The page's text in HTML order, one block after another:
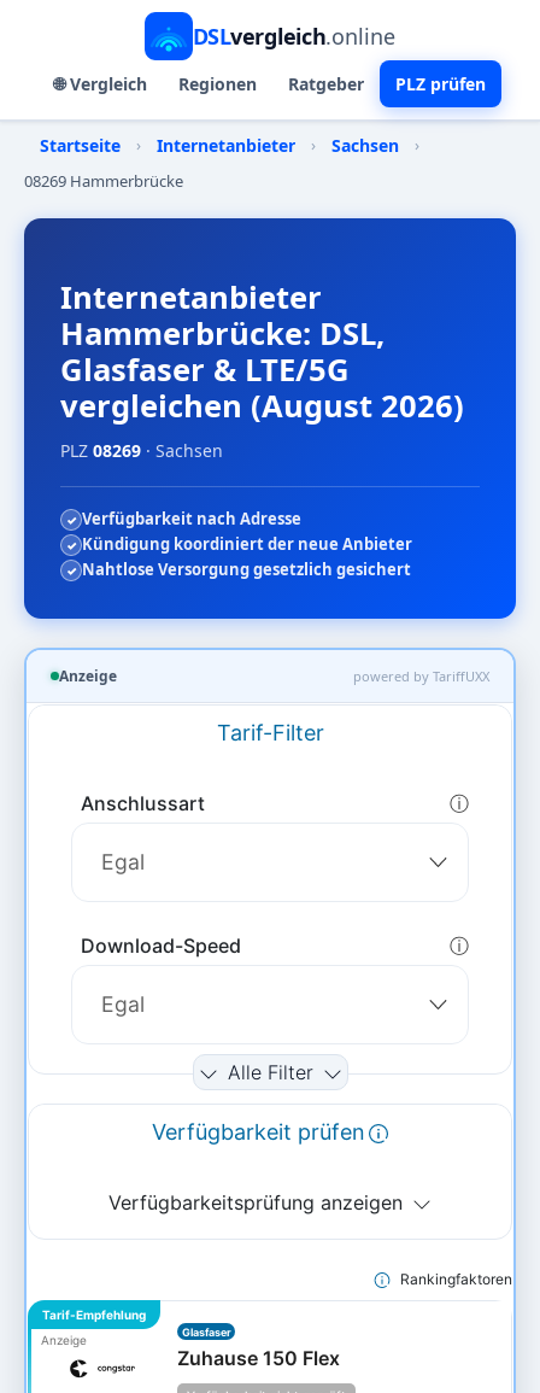
DSLvergleich.online
🌐 Vergleich Regionen Ratgeber PLZ prüfen
Startseite › Internetanbieter › Sachsen
›
08269 Hammerbrücke
Internetanbieter
Hammerbrücke: DSL,
Glasfaser & LTE/5G
vergleichen (August 2026)
PLZ 08269 · Sachsen
Verfügbarkeit nach Adresse
Kündigung koordiniert der neue Anbieter
Nahtlose Versorgung gesetzlich gesichert
Anzeige powered by TariffUXX